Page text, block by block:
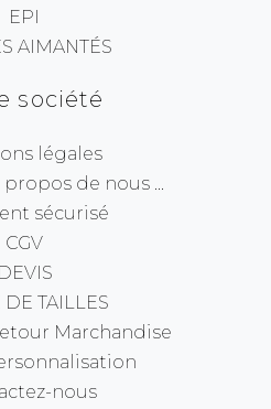
EPI
AIMANTÉS
société
légales
de nous ...
sécurisé
CGV
DEVIS
TAILLES
Marchandise
nous